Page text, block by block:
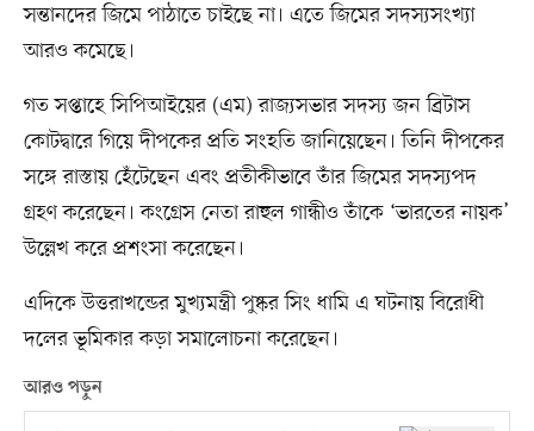
সন্তানদের জিমে পাঠাতে চাইছে না। এতে জিমের সদস্যসংখ্যা
আরও কমেছে।
গত সপ্তাহে সিপিআইয়ের (এম) রাজ্যসভার সদস্য জন ব্রিটাস
কোটদ্বারে গিয়ে দীপকের প্রতি সংহতি জানিয়েছেন। তিনি দীপকের
সঙ্গে রাস্তায় হেঁটেছেন এবং প্রতীকীভাবে তাঁর জিমের সদস্যপদ
গ্রহণ করেছেন। কংগ্রেস নেতা রাহুল গান্ধীও তাঁকে ‘ভারতের নায়ক’
উল্লেখ করে প্রশংসা করেছেন।
এদিকে উত্তরাখন্ডের মুখ্যমন্ত্রী পুষ্কর সিং ধামি এ ঘটনায় বিরোধী
দলের ভূমিকার কড়া সমালোচনা করেছেন।
আরও পড়ুন